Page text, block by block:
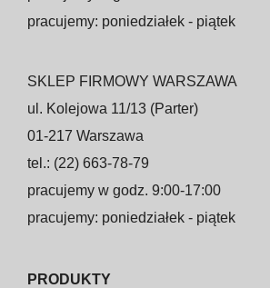
pracujemy: poniedziałek - piątek
SKLEP FIRMOWY WARSZAWA
ul. Kolejowa 11/13 (Parter)
01-217 Warszawa
tel.: (22) 663-78-79
pracujemy w godz. 9:00-17:00
pracujemy: poniedziałek - piątek
PRODUKTY